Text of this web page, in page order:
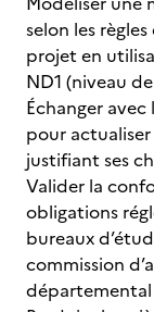
selon les
projet en
ND1 (niveau
Échanger
pour
justifiant ses
Valider la
obligations
bureaux
commission
départemental